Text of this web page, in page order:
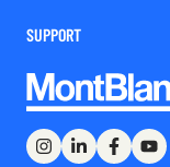
SUPPORT